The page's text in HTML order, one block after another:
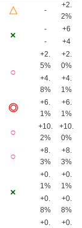
△ -
+2.
2%
×
-
+6
- +4
○
+2.
5%
+2.
0%
+4.
8%
+4.
1%
◎
+6.
1%
+6.
1%
○
+10.
2%
+10.
0%
○
+8.
3%
+8.
3%
×
+0.
1%
+0.
1%
+0.
8%
+0.
8%
+0.
+0.